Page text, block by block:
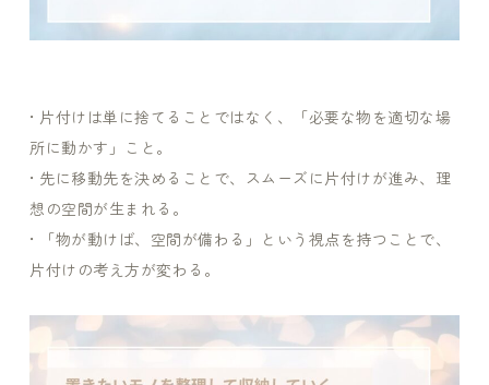
• 片付けは単に捨てることではなく、「必要な物を適切な場
所に動かす」こと。
• 先に移動先を決めることで、スムーズに片付けが進み、理
想の空間が生まれる。
• 「物が動けば、空間が備わる」という視点を持つことで、
片付けの考え方が変わる。